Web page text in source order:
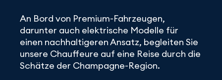
An Bord von Premium-Fahrzeugen,
darunter auch elektrische Modelle für
einen nachhaltigeren Ansatz, begleiten Sie
unsere Chauffeure auf eine Reise durch die
Schätze der Champagne-Region.